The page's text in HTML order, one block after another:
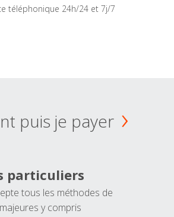
téléphonique 24h/24 et 7j/7
puis je payer
particuliers
tous les méthodes de
y compris